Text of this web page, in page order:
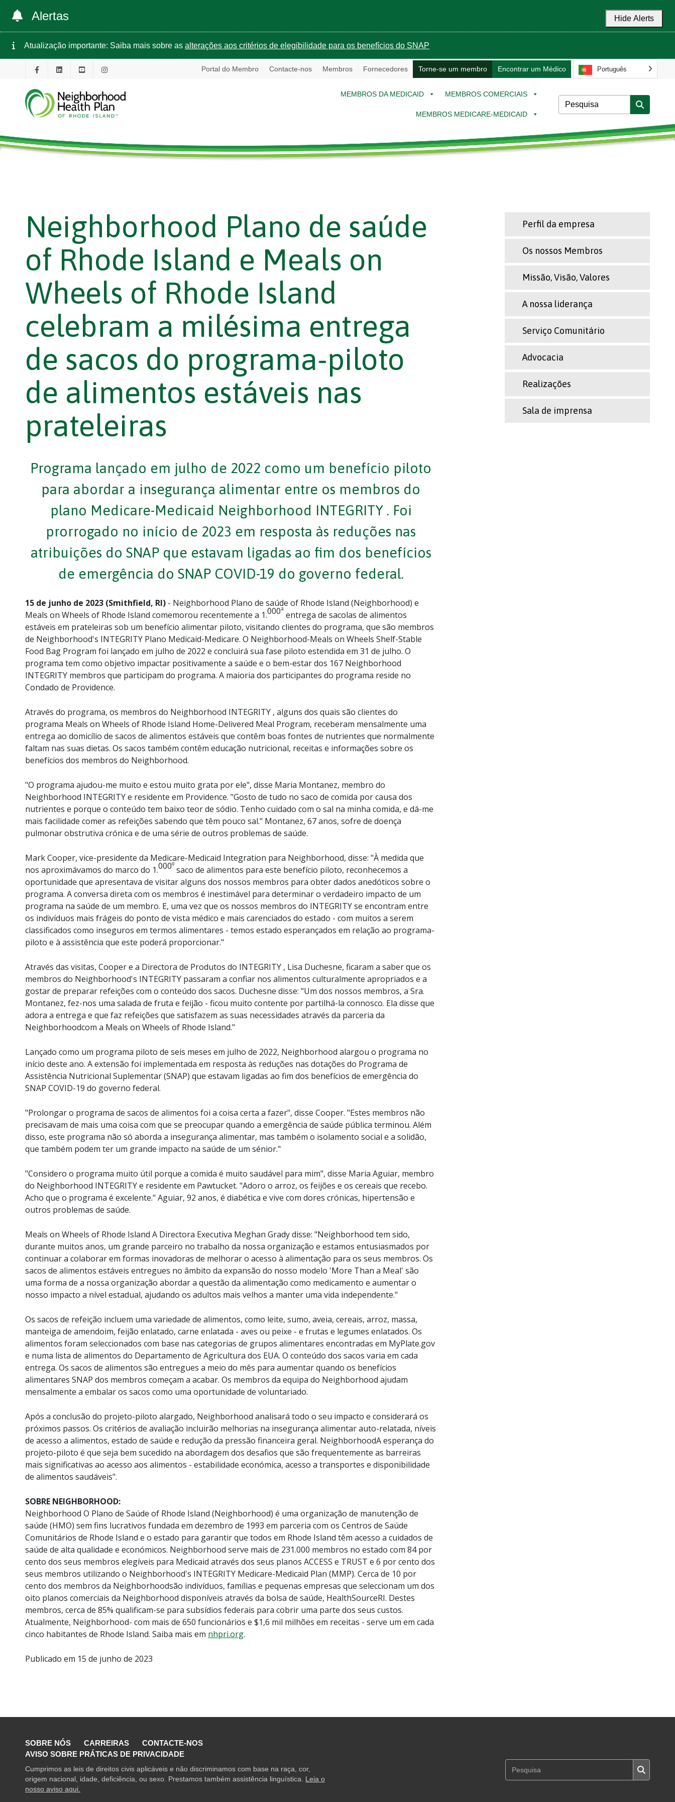
Alertas Hide Alerts
Atualização importante: Saiba mais sobre as alterações aos critérios de elegibilidade para os benefícios do SNAP
Portal do Membro Contacte-nos Membros Fornecedores Torne-se um membro Encontrar um Médico Português
MEMBROS DA MEDICAID MEMBROS COMERCIAIS
MEMBROS MEDICARE-MEDICAID
Neighborhood Plano de saúde
of Rhode Island e Meals on
Wheels of Rhode Island
celebram a milésima entrega
de sacos do programa-piloto
de alimentos estáveis nas
prateleiras
Programa lançado em julho de 2022 como um benefício piloto
para abordar a insegurança alimentar entre os membros do
plano Medicare-Medicaid Neighborhood INTEGRITY . Foi
prorrogado no início de 2023 em resposta às reduções nas
atribuições do SNAP que estavam ligadas ao fim dos benefícios
de emergência do SNAP COVID-19 do governo federal.
15 de junho de 2023 (Smithfield, RI) - Neighborhood Plano de saúde of Rhode Island (Neighborhood) e
Meals on Wheels of Rhode Island comemorou recentemente a 1.000ª entrega de sacolas de alimentos
estáveis em prateleiras sob um benefício alimentar piloto, visitando clientes do programa, que são membros
de Neighborhood's INTEGRITY Plano Medicaid-Medicare. O Neighborhood-Meals on Wheels Shelf-Stable
Food Bag Program foi lançado em julho de 2022 e concluirá sua fase piloto estendida em 31 de julho. O
programa tem como objetivo impactar positivamente a saúde e o bem-estar dos 167 Neighborhood
INTEGRITY membros que participam do programa. A maioria dos participantes do programa reside no
Condado de Providence.
Através do programa, os membros do Neighborhood INTEGRITY , alguns dos quais são clientes do
programa Meals on Wheels of Rhode Island Home-Delivered Meal Program, receberam mensalmente uma
entrega ao domicílio de sacos de alimentos estáveis que contêm boas fontes de nutrientes que normalmente
faltam nas suas dietas. Os sacos também contêm educação nutricional, receitas e informações sobre os
benefícios dos membros do Neighborhood.
"O programa ajudou-me muito e estou muito grata por ele", disse Maria Montanez, membro do
Neighborhood INTEGRITY e residente em Providence. "Gosto de tudo no saco de comida por causa dos
nutrientes e porque o conteúdo tem baixo teor de sódio. Tenho cuidado com o sal na minha comida, e dá-me
mais facilidade comer as refeições sabendo que têm pouco sal." Montanez, 67 anos, sofre de doença
pulmonar obstrutiva crónica e de uma série de outros problemas de saúde.
Mark Cooper, vice-presidente da Medicare-Medicaid Integration para Neighborhood, disse: "À medida que
nos aproximávamos do marco do 1.000ºsaco de alimentos para este benefício piloto, reconhecemos a
oportunidade que apresentava de visitar alguns dos nossos membros para obter dados anedóticos sobre o
programa. A conversa direta com os membros é inestimável para determinar o verdadeiro impacto de um
programa na saúde de um membro. E, uma vez que os nossos membros do INTEGRITY se encontram entre
os indivíduos mais frágeis do ponto de vista médico e mais carenciados do estado - com muitos a serem
classificados como inseguros em termos alimentares - temos estado esperançados em relação ao programa-
piloto e à assistência que este poderá proporcionar."
Através das visitas, Cooper e a Directora de Produtos do INTEGRITY , Lisa Duchesne, ficaram a saber que os
membros do Neighborhood's INTEGRITY passaram a confiar nos alimentos culturalmente apropriados e a
gostar de preparar refeições com o conteúdo dos sacos. Duchesne disse: "Um dos nossos membros, a Sra.
Montanez, fez-nos uma salada de fruta e feijão - ficou muito contente por partilhá-la connosco. Ela disse que
adora a entrega e que faz refeições que satisfazem as suas necessidades através da parceria da
Neighborhoodcom a Meals on Wheels of Rhode Island."
Lançado como um programa piloto de seis meses em julho de 2022, Neighborhood alargou o programa no
início deste ano. A extensão foi implementada em resposta às reduções nas dotações do Programa de
Assistência Nutricional Suplementar (SNAP) que estavam ligadas ao fim dos benefícios de emergência do
SNAP COVID-19 do governo federal.
"Prolongar o programa de sacos de alimentos foi a coisa certa a fazer", disse Cooper. "Estes membros não
precisavam de mais uma coisa com que se preocupar quando a emergência de saúde pública terminou. Além
disso, este programa não só aborda a insegurança alimentar, mas também o isolamento social e a solidão,
que também podem ter um grande impacto na saúde de um sénior."
"Considero o programa muito útil porque a comida é muito saudável para mim", disse Maria Aguiar, membro
do Neighborhood INTEGRITY e residente em Pawtucket. "Adoro o arroz, os feijões e os cereais que recebo.
Acho que o programa é excelente." Aguiar, 92 anos, é diabética e vive com dores crónicas, hipertensão e
outros problemas de saúde.
Meals on Wheels of Rhode Island A Directora Executiva Meghan Grady disse: "Neighborhood tem sido,
durante muitos anos, um grande parceiro no trabalho da nossa organização e estamos entusiasmados por
continuar a colaborar em formas inovadoras de melhorar o acesso à alimentação para os seus membros. Os
sacos de alimentos estáveis entregues no âmbito da expansão do nosso modelo 'More Than a Meal' são
uma forma de a nossa organização abordar a questão da alimentação como medicamento e aumentar o
nosso impacto a nível estadual, ajudando os adultos mais velhos a manter uma vida independente."
Os sacos de refeição incluem uma variedade de alimentos, como leite, sumo, aveia, cereais, arroz, massa,
manteiga de amendoim, feijão enlatado, carne enlatada - aves ou peixe - e frutas e legumes enlatados. Os
alimentos foram seleccionados com base nas categorias de grupos alimentares encontradas em MyPlate.gov
e numa lista de alimentos do Departamento de Agricultura dos EUA. O conteúdo dos sacos varia em cada
entrega. Os sacos de alimentos são entregues a meio do mês para aumentar quando os benefícios
alimentares SNAP dos membros começam a acabar. Os membros da equipa do Neighborhood ajudam
mensalmente a embalar os sacos como uma oportunidade de voluntariado.
Após a conclusão do projeto-piloto alargado, Neighborhood analisará todo o seu impacto e considerará os
próximos passos. Os critérios de avaliação incluirão melhorias na insegurança alimentar auto-relatada, níveis
de acesso a alimentos, estado de saúde e redução da pressão financeira geral. NeighborhoodA esperança do
projeto-piloto é que seja bem sucedido na abordagem dos desafios que são frequentemente as barreiras
mais significativas ao acesso aos alimentos - estabilidade económica, acesso a transportes e disponibilidade
de alimentos saudáveis".
SOBRE NEIGHBORHOOD:
Neighborhood O Plano de Saúde of Rhode Island (Neighborhood) é uma organização de manutenção de
saúde (HMO) sem fins lucrativos fundada em dezembro de 1993 em parceria com os Centros de Saúde
Comunitários de Rhode Island e o estado para garantir que todos em Rhode Island têm acesso a cuidados de
saúde de alta qualidade e económicos. Neighborhood serve mais de 231.000 membros no estado com 84 por
cento dos seus membros elegíveis para Medicaid através dos seus planos ACCESS e TRUST e 6 por cento dos
seus membros utilizando o Neighborhood's INTEGRITY Medicare-Medicaid Plan (MMP). Cerca de 10 por
cento dos membros da Neighborhoodsão indivíduos, famílias e pequenas empresas que seleccionam um dos
oito planos comerciais da Neighborhood disponíveis através da bolsa de saúde, HealthSourceRI. Destes
membros, cerca de 85% qualificam-se para subsídios federais para cobrir uma parte dos seus custos.
Atualmente, Neighborhood- com mais de 650 funcionários e $1,6 mil milhões em receitas - serve um em cada
cinco habitantes de Rhode Island. Saiba mais em nhpri.org.
Publicado em 15 de junho de 2023
Perfil da empresa
Os nossos Membros
Missão, Visão, Valores
A nossa liderança
Serviço Comunitário
Advocacia
Realizações
Sala de imprensa
SOBRE NÓS CARREIRAS
CONTACTE-NOS
AVISO SOBRE PRÁTICAS DE PRIVACIDADE
Cumprimos as leis de direitos civis aplicáveis e não discriminamos com base na raça, cor,
origem nacional, idade, deficiência, ou sexo. Prestamos também assistência linguística. Leia o
nosso aviso aqui.